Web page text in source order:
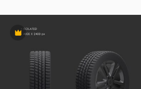
Premium